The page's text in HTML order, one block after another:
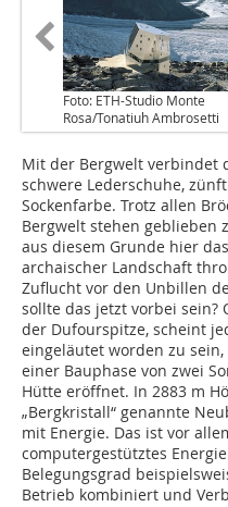
Foto: ETH-Studio Monte
Rosa/Tonatiuh Ambrosetti
Mit der Bergwelt verbindet
schwere Lederschuhe,
Sockenfarbe. Trotz allen
Bergwelt stehen geblieben
aus diesem Grunde hier
archaischer Landschaft
Zuflucht vor den Unbillen
sollte das jetzt vorbei sein?
der Dufourspitze, scheint
eingeläutet worden zu
einer Bauphase von zwei
Hütte eröffnet. In 2883 m
„Bergkristall“ genannte
mit Energie. Das ist vor
computergestütztes
Belegungsgrad
Betrieb kombiniert und